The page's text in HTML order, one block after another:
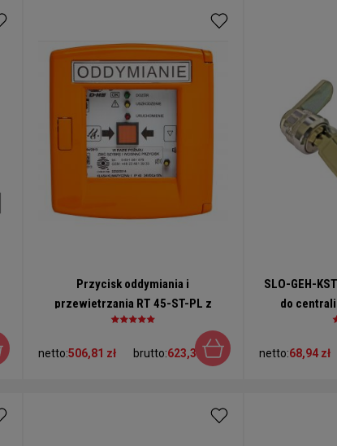
Przycisk oddymiania i
przewietrzania RT 45-ST-PL z
sygnalizatorem akustycznym D+H
netto:506,81 zł brutto:623,38 zł
SLO-GEH-
do
netto:68,94 zł